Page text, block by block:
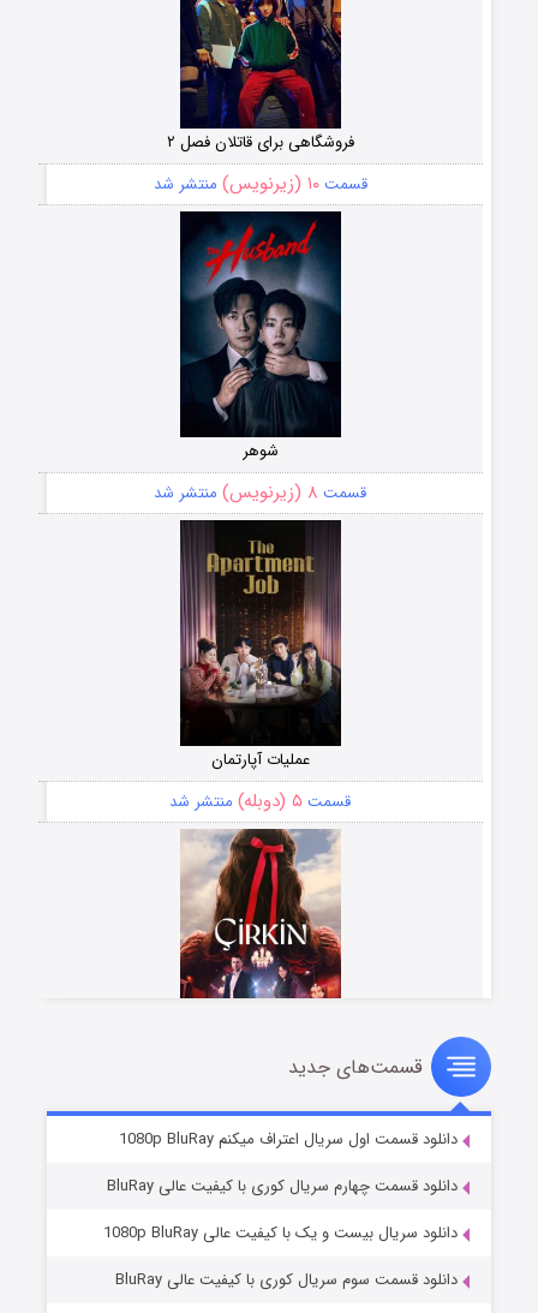
فروشگاهی برای قاتلان فصل ۲
قسمت۱۰ (زیرنویس) منتشر شد
شوهر
قسمت ۸ (زیرنویس) منتشر شد
عملیات آپارتمان
قسمت ۵ (دوبله) منتشر شد
سریال زشت
قسمت۲ (زیرنویس) منتشر شد
قسمت‌های جدید
دانلود قسمت اول سریال اعتراف میکنم 1080p BluRay
دانلود قسمت چهارم سریال کوری با کیفیت عالی BluRay
دانلود سریال بیست و یک با کیفیت عالی 1080p BluRay
دانلود قسمت سوم سریال کوری با کیفیت عالی BluRay